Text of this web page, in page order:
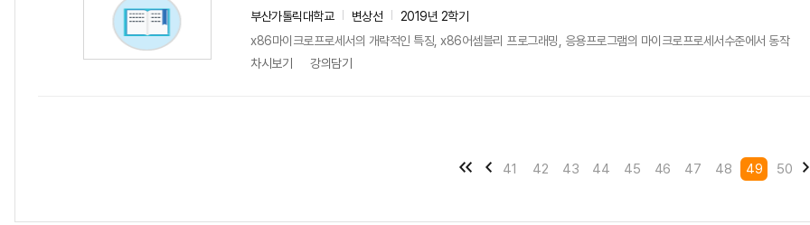
부산가톨릭대학교 변상선
2019년 2학기
x86마이크로프로세서의 개략적인 특징, x86어셈블리 프로그래밍, 응용프로그램의 마이크로프로세서수준에서 동작
차시보기
강의담기
41 42 43 44 45 46 47 48 49 50